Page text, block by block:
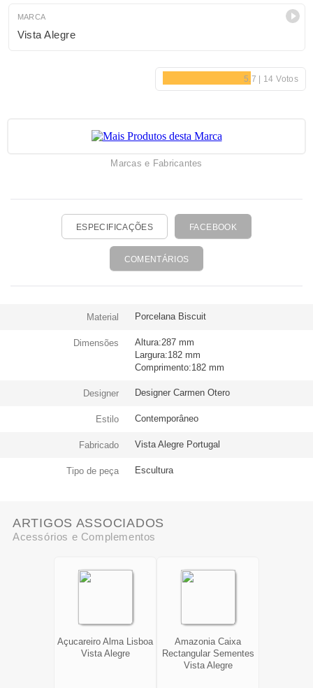
constante crise. Como antigas máscaras, emanam uma
sensação de sacralidade e intemporalidade.
MARCA
Vista Alegre
Marcas e Fabricantes
ESPECIFICAÇÕES FACEBOOK
COMENTÁRIOS
Material Porcelana Biscuit
Dimensões
Altura:287 mm
Largura:182 mm
Comprimento:182 mm
Designer Designer Carmen Otero
Estilo Contemporâneo
Fabricado Vista Alegre Portugal
Tipo de peça Escultura
ARTIGOS ASSOCIADOS
Acessórios e Complementos
Açucareiro Alma Lisboa
Vista Alegre
Amazonia Caixa
Rectangular Sementes
Vista Alegre